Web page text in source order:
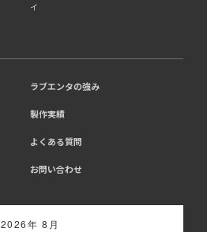
イ
ラブエンタの強み
製作実績
よくある質問
お問い合わせ
2026年 8月